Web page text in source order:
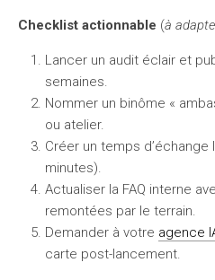
Checklist actionnable (à
Lancer un audit éclair et
semaines.
Nommer un binôme «
ou atelier.
Créer un temps
minutes).
Actualiser la FAQ interne
remontées par le terrain.
Demander à votre agence
carte post-lancement.